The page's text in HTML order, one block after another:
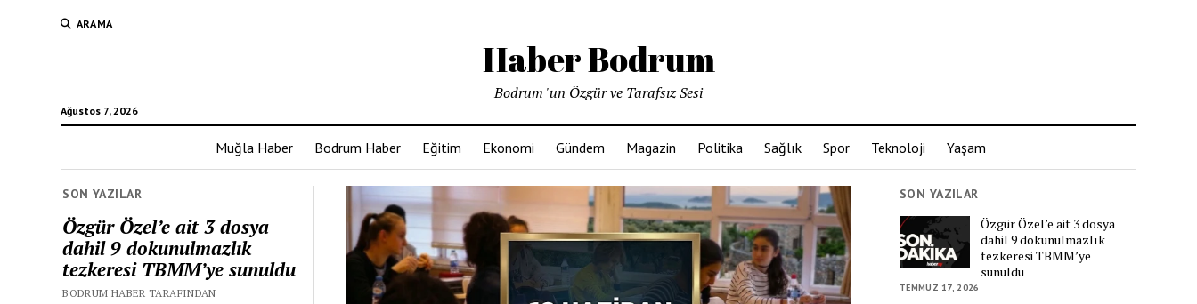
ARAMA
Haber Bodrum
Ağustos 7, 2026
Bodrum 'un Özgür ve Tarafsız Sesi
Muğla Haber Bodrum Haber Eğitim Ekonomi Gündem Magazin Politika Sağlık Spor Teknoloji Yaşam
SON YAZILAR
Özgür Özel’e ait 3 dosya
dahil 9 dokunulmazlık
tezkeresi TBMM’ye sunuldu
BODRUM HABER TARAFINDAN
SON YAZILAR
Özgür Özel’e ait 3 dosya
dahil 9 dokunulmazlık
tezkeresi TBMM’ye
sunuldu
TEMMUZ 17, 2026